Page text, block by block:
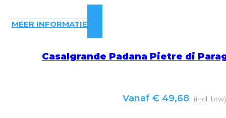
MEER INFORMATIE
Casalgrande Padana Pietre di
Vanaf€ 49,68 (incl. btw)